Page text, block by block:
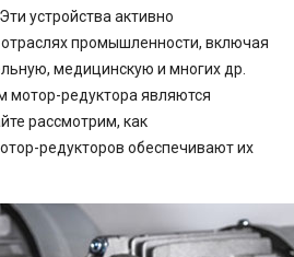
устройства активно
промышленности, включая
медицинскую и многих др.
мотор-редуктора являются
рассмотрим, как
редукторов обеспечивают их